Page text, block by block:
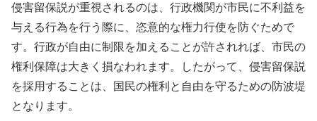
侵害留保説が重視されるのは、行政機関が市民に不利益を
与える行為を行う際に、恣意的な権力行使を防ぐためで
す。行政が自由に制限を加えることが許されれば、市民の
権利保障は大きく損なわれます。したがって、侵害留保説
を採用することは、国民の権利と自由を守るための防波堤
となります。